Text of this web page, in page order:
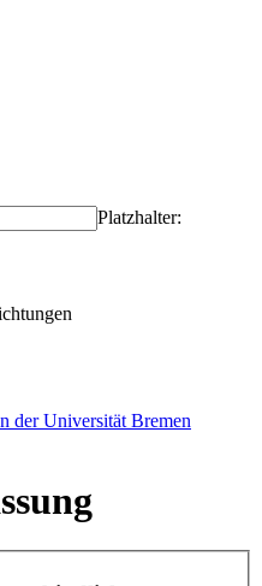
Platzhalter:
der Universität Bremen